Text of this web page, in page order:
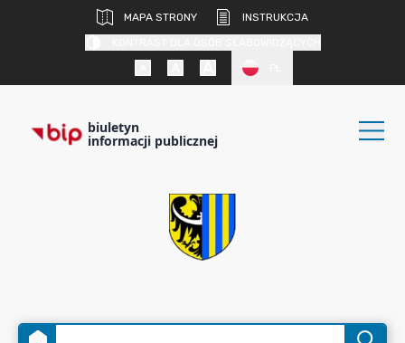
MAPA STRONY
INSTRUKCJA
biuletyn
informacji publicznej